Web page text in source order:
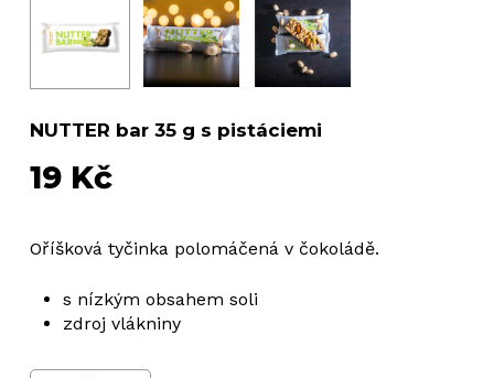
NUTTER bar 35 g s pistáciemi
19 Kč
Oříšková tyčinka polomáčená v čokoládě.
s nízkým obsahem soli
zdroj vlákniny